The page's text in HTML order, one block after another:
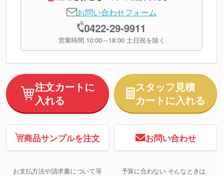
お問い合わせフォーム
0422-29-9911
営業時間 10:00～18:00 土日祝を除く
注文カートに
入れる
スタッフ見積
カートに入れる
商品サンプルを注文 お問い合わせ
お支払方法や請求書について等 予算に合わない そんなときは